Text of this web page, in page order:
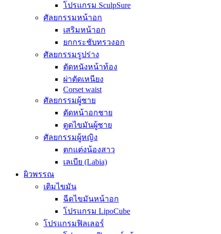
โปรแกรม SculpSure
ศัลยกรรมหน้าอก
เสริมหน้าอก
ยกกระชับทรวงอก
ศัลยกรรมรูปร่าง
ตัดหนังหน้าท้อง
ผ่าตัดเหนียง
Corset waist
ศัลยกรรมผู้ชาย
ตัดหน้าอกชาย
ดูดไขมันผู้ชาย
ศัลยกรรมผู้หญิง
ตกแต่งน้องสาว
เลเบีย (Labia)
ผิวพรรณ
เติมไขมัน
ฉีดไขมันหน้าอก
โปรแกรม LipoCube
โปรแกรมฟิลเลอร์